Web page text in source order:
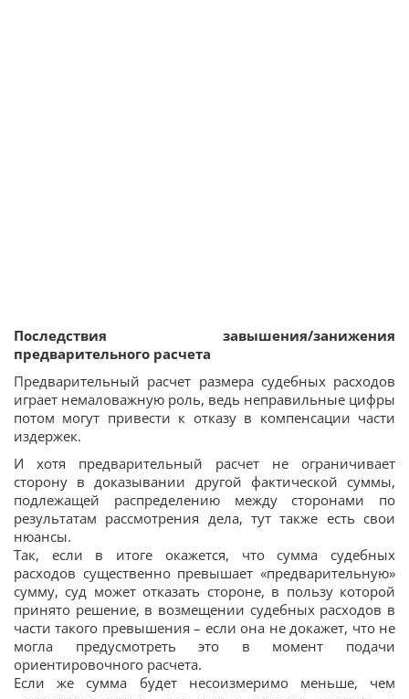
Последствия завышения/занижения
предварительного расчета
Предварительный расчет размера судебных расходов
играет немаловажную роль, ведь неправильные цифры
потом могут привести к отказу в компенсации части
издержек.
И хотя предварительный расчет не ограничивает
сторону в доказывании другой фактической суммы,
подлежащей распределению между сторонами по
результатам рассмотрения дела, тут также есть свои
нюансы.
Так, если в итоге окажется, что сумма судебных
расходов существенно превышает «предварительную»
сумму, суд может отказать стороне, в пользу которой
принято решение, в возмещении судебных расходов в
части такого превышения – если она не докажет, что не
могла предусмотреть это в момент подачи
ориентировочного расчета.
Если же сумма будет несоизмеримо меньше, чем